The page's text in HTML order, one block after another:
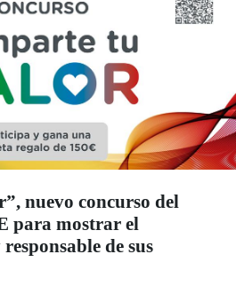
nuevo concurso del
para mostrar el
de sus